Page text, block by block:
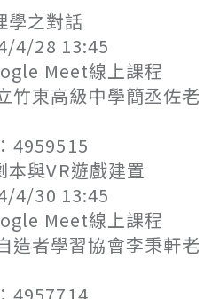
之對話
28 13:45
Meet線上課程
東高級中學簡丞佐老
與VR遊戲建置
30 13:45
Meet線上課程
者學習協會李秉軒老